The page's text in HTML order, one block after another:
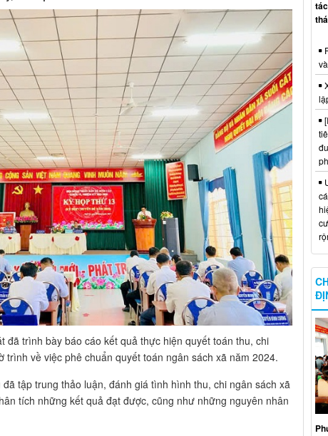
đã trình bày báo cáo kết quả thực hiện quyết toán thu, chi
trình về việc phê chuẩn quyết toán ngân sách xã năm 2024.
tập trung thảo luận, đánh giá tình hình thu, chi ngân sách xã
tích những kết quả đạt được, cũng như những nguyên nhân